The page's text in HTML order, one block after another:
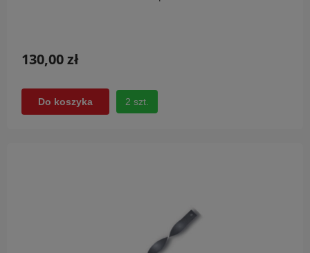
130,00 zł
Do koszyka 2 szt.